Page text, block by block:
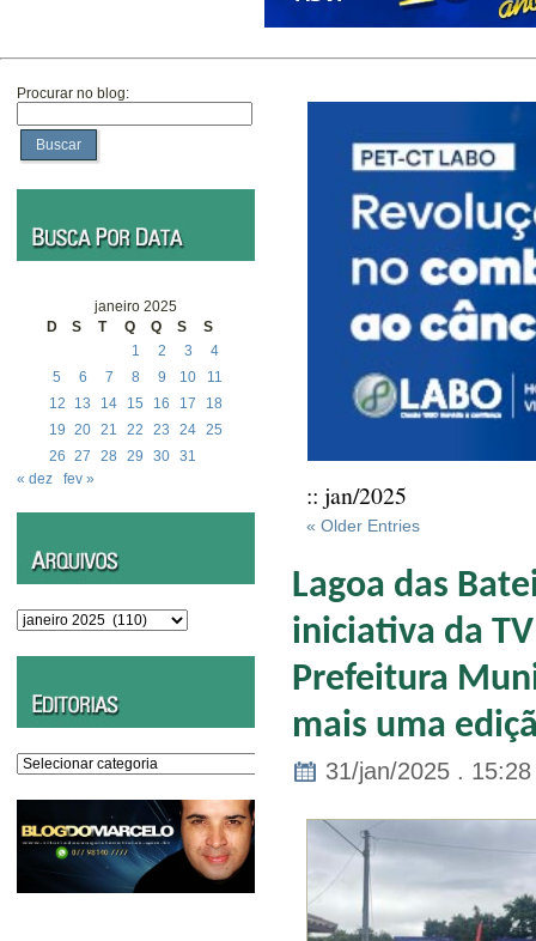
Procurar no blog:
Buscar
janeiro 2025
D
S T Q Q S
S
1
2 3
4
5
6 7 8 9 10
11
12
13 14 15 16 17
18
19 20 21 22 23 24 25
26 27 28 29 30 31
« dez
fev »
Arquivos
Editorias
:: jan/2025
« Older Entries
Lagoa das
iniciativa da
Prefeitura
mais uma
31/jan/2025 . 15:28